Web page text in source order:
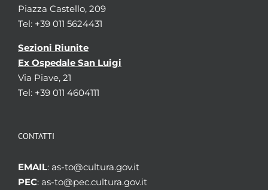
che il Vescovo di Nizza abbia fatto publicare
li Cedoloni contro il P. Arnaudo Ufficiale
stabilito 1702
Classificazione
-
Piazza Castello, 209
Tel: +39 011 5624431
Sezioni Riunite
Ex Ospedale San Luigi
Via Piave, 21
Tel: +39 011 4604111
CONTATTI
EMAIL: as-to@cultura.gov.it
PEC: as-to@pec.cultura.gov.it